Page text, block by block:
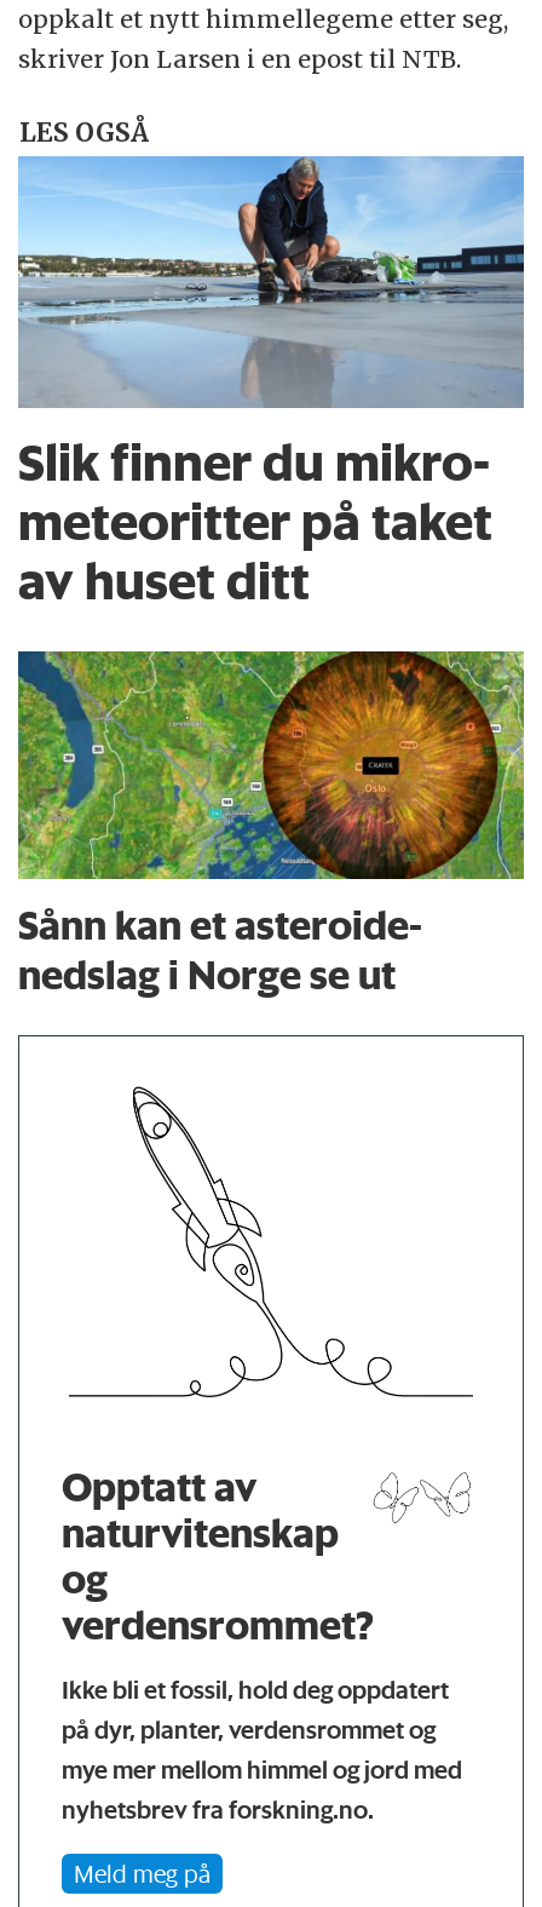
oppkalt et nytt himmellegeme etter seg,
skriver Jon Larsen i en epost til NTB.
LES OGSÅ
Slik finner du mikro­
meteoritter på taket
av huset ditt
Sånn kan et asteroide­
nedslag i Norge se ut
Opptatt av
naturvitenskap
og
verdensrommet?
Ikke bli et fossil, hold deg oppdatert
på dyr, planter, verdensrommet og
mye mer mellom himmel og jord med
nyhetsbrev fra forskning.no.
Meld meg på